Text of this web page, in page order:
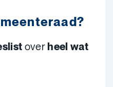
overheel wat